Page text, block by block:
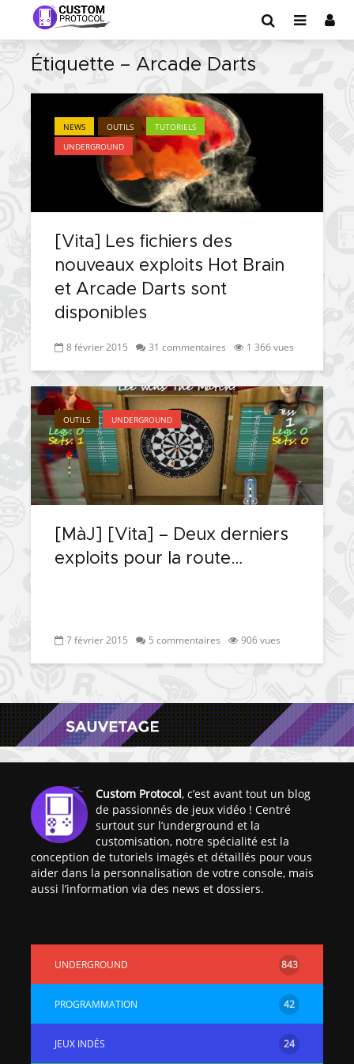
Étiquette – Arcade Darts
NEWS OUTILS
TUTORIELS
UNDERGROUND
[Vita] Les fichiers des
nouveaux exploits Hot Brain
et Arcade Darts sont
disponibles
8 février 2015 31 commentaires 1 366 vues
OUTILS UNDERGROUND
[MàJ] [Vita] – Deux derniers
exploits pour la route…
7 février 2015 5 commentaires 906 vues
Custom Protocol, c’est avant tout un blog
de passionnés de jeux vidéo ! Centré
surtout sur l’underground et la
customisation, notre spécialité est la
conception de tutoriels imagés et détaillés pour vous
aider dans la personnalisation de votre console, mais
aussi l’information via des news et dossiers.
UNDERGROUND 843
PROGRAMMATION 42
JEUX INDÉS 24
[Vita] Ouverture de
KyûHEN, le nouveau
concours de
homebrews
possible avec Baryon
Sweeper !
nouveaux